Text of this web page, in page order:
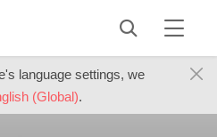
language settings, we
(Global).